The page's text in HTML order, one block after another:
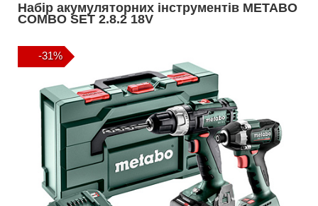
Набір акумуляторних інструментів METABO
COMBO SET 2.8.2 18V
-31%